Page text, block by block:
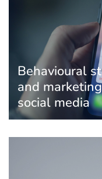
Behavioural
and
social media